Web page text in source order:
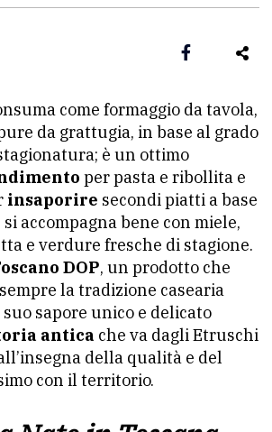
da grattugia, in base al grado
è un ottimo
per pasta e ribollita e
insaporire secondi piatti a base
accompagna bene con miele,
e verdure fresche di stagione.
DOP, un prodotto che
la tradizione casearia
sapore unico e delicato
antica che va dagli Etruschi
della qualità e del
con il territorio.